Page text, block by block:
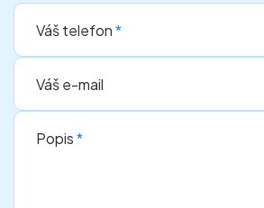
Váš telefon*
Váš e-mail
Popis*